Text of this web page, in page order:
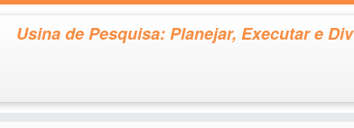
Usina de Pesquisa: Planejar, Executar e